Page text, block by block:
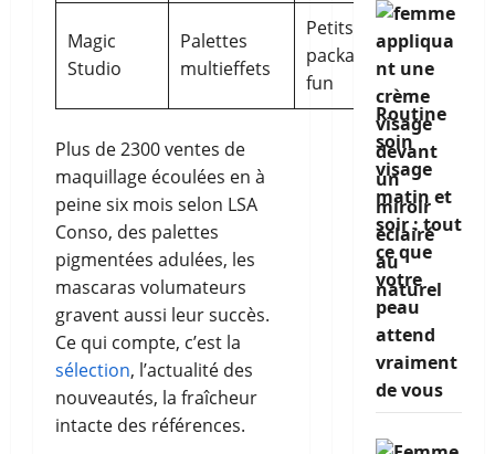
Magic
Studio
Palettes
multieffets
Petits prix,
packaging
fun
Plus de 2300 ventes de
maquillage écoulées en à
peine six mois selon LSA
Conso, des palettes
pigmentées adulées, les
mascaras volumateurs
gravent aussi leur succès.
Ce qui compte, c’est la
sélection, l’actualité des
nouveautés, la fraîcheur
intacte des références.
Routine
soin
visage
matin et
soir : tout
ce que
votre
peau
attend
vraiment
de vous